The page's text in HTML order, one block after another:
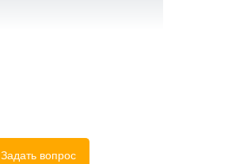
Задать вопрос